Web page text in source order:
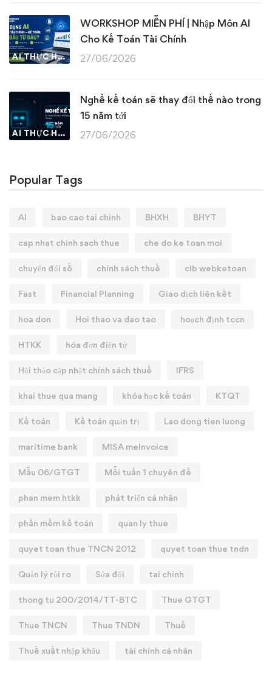
AI THỰC HÀNH
WORKSHOP MIỄN PHÍ | Nhập Môn AI
Cho Kế Toán Tài Chính
27/06/2026
AI THỰC HÀNH
Nghề kế toán sẽ thay đổi thế nào trong
15 năm tới
27/06/2026
Popular Tags
AI bao cao tai chinh BHXH BHYT
cap nhat chinh sach thue che do ke toan moi
chuyển đổi số chính sách thuế clb webketoan
Fast Financial Planning Giao dịch liên kết
hoa don Hoi thao va dao tao hoạch định tccn
HTKK hóa đơn điện tử
Hội thảo cập nhật chính sách thuế IFRS
khai thue qua mang khóa học kế toán KTQT
Kế toán Kế toán quản trị Lao dong tien luong
maritime bank MISA meInvoice
Mẫu 06/GTGT Mỗi tuần 1 chuyên đề
phan mem htkk phát triển cá nhân
phần mềm kế toán quan ly thue
quyet toan thue TNCN 2012 quyet toan thue tndn
Quản lý rủi ro Sửa đổi tai chinh
thong tu 200/2014/TT-BTC Thue GTGT
Thue TNCN Thue TNDN Thuế
Thuế xuất nhập khẩu tài chính cá nhân